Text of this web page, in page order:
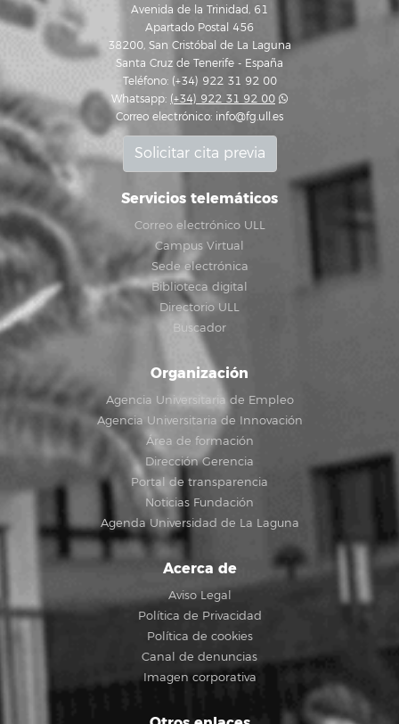
Avenida de la Trinidad, 61
Apartado Postal 456
38200, San Cristóbal de La Laguna
Santa Cruz de Tenerife - España
Teléfono: (+34) 922 31 92 00
Whatsapp: (+34) 922 31 92 00
Correo electrónico: info@fg.ull.es
Solicitar cita previa
Servicios telemáticos
Correo electrónico ULL
Campus Virtual
Sede electrónica
Biblioteca digital
Directorio ULL
Buscador
Organización
Agencia Universitaria de Empleo
Agencia Universitaria de Innovación
Área de formación
Dirección Gerencia
Portal de transparencia
Noticias Fundación
Agenda Universidad de La Laguna
Acerca de
Aviso Legal
Política de Privacidad
Política de cookies
Canal de denuncias
Imagen corporativa